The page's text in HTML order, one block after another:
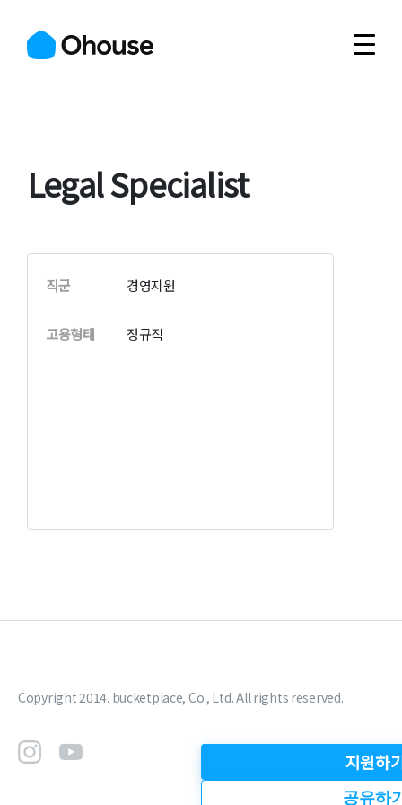
Legal Specialist
직군 경영지원
고용형태 정규직
지원하
공유하
Copyright 2014. bucketplace, Co., Ltd. All rights reserved.